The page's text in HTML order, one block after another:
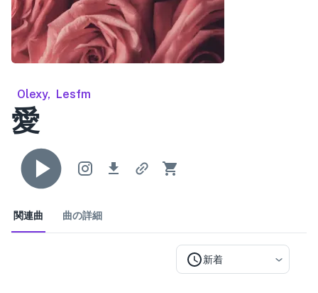
Olexy, Lesfm
愛
関連曲 曲の詳細
新着